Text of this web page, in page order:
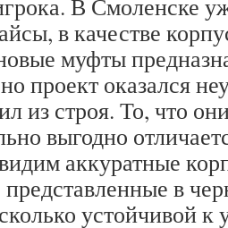
В Смоленске
в качестве
муфты
проект оказался
из строя. То, что
выгодно
аккуратные
представленные в
устойчивой к